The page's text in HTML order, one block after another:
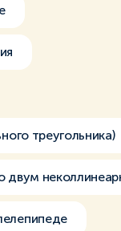
треугольника)
двум